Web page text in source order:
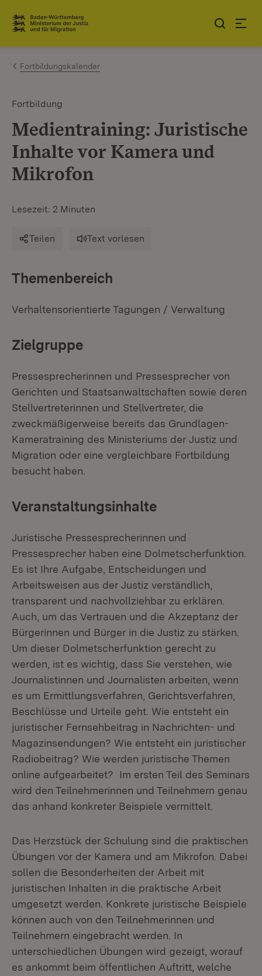
Zum Inhalt springen
Link zur Startseite
Fortbildungskalender
Fortbildung
Medientraining: Juristische
Inhalte vor Kamera und
Mikrofon
Lesezeit: 2 Minuten
Teilen Text vorlesen
Themenbereich
Verhaltensorientierte Tagungen / Verwaltung
Zielgruppe
Pressesprecherinnen und Pressesprecher von
Gerichten und Staatsanwaltschaften sowie deren
Stellvertreterinnen und Stellvertreter, die
zweckmäßigerweise bereits das Grundlagen-
Kameratraining des Ministeriums der Justiz und
Migration oder eine vergleichbare Fortbildung
besucht haben.
Veranstaltungsinhalte
Juristische Pressesprecherinnen und
Pressesprecher haben eine Dolmetscherfunktion.
Es ist Ihre Aufgabe, Entscheidungen und
Arbeitsweisen aus der Justiz verständlich,
transparent und nachvollziehbar zu erklären.
Auch, um das Vertrauen und die Akzeptanz der
Bürgerinnen und Bürger in die Justiz zu stärken.
Um dieser Dolmetscherfunktion gerecht zu
werden, ist es wichtig, dass Sie verstehen, wie
Journalistinnen und Journalisten arbeiten, wenn
es um Ermittlungsverfahren, Gerichtsverfahren,
Beschlüsse und Urteile geht. Wie entsteht ein
juristischer Fernsehbeitrag in Nachrichten- und
Magazinsendungen? Wie entsteht ein juristischer
Radiobeitrag? Wie werden juristische Themen
online aufgearbeitet? Im ersten Teil des Seminars
wird den Teilnehmerinnen und Teilnehmern genau
das anhand konkreter Beispiele vermittelt.
Das Herzstück der Schulung sind die praktischen
Übungen vor der Kamera und am Mikrofon. Dabei
sollen die Besonderheiten der Arbeit mit
juristischen Inhalten in die praktische Arbeit
umgesetzt werden. Konkrete juristische Beispiele
können auch von den Teilnehmerinnen und
Teilnehmern eingebracht werden. In
unterschiedlichen Übungen wird gezeigt, worauf
es ankommt beim öffentlichen Auftritt, welche